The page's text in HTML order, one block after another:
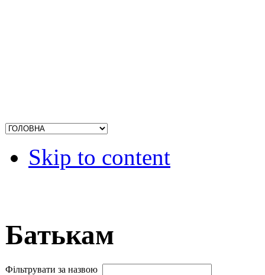
Skip to content
Батькам
Фільтрувати за назвою